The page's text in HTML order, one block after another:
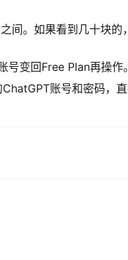
间。如果看到几十块的
号变回Free Plan再操作
账号和密码，